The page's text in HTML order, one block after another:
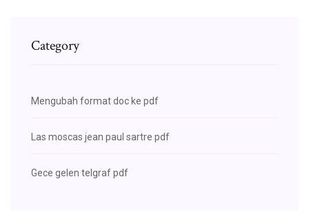
Category
Mengubah format doc ke pdf
Las moscas jean paul sartre pdf
Gece gelen telgraf pdf